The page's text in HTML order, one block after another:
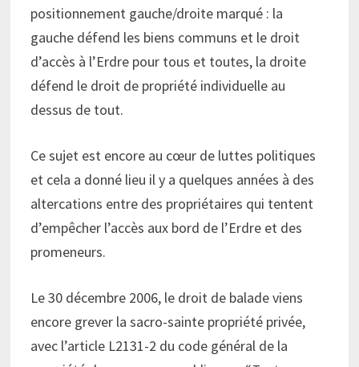
positionnement gauche/droite marqué : la
gauche défend les biens communs et le droit
d’accès à l’Erdre pour tous et toutes, la droite
défend le droit de propriété individuelle au
dessus de tout.
Ce sujet est encore au cœur de luttes politiques
et cela a donné lieu il y a quelques années à des
altercations entre des propriétaires qui tentent
d’empêcher l’accès aux bord de l’Erdre et des
promeneurs.
Le 30 décembre 2006, le droit de balade viens
encore grever la sacro-sainte propriété privée,
avec l’article L2131-2 du code général de la